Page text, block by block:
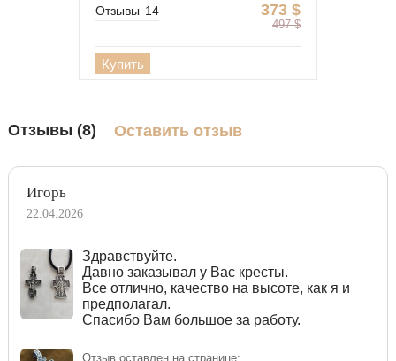
373 $
497 $
Отзывы 14
Купить
Отзывы (8) Оставить отзыв
Игорь
22.04.2026
Здравствуйте.
Давно заказывал у Вас кресты.
Все отлично, качество на высоте, как я и
предполагал.
Спасибо Вам большое за работу.
Отзыв оставлен на странице: